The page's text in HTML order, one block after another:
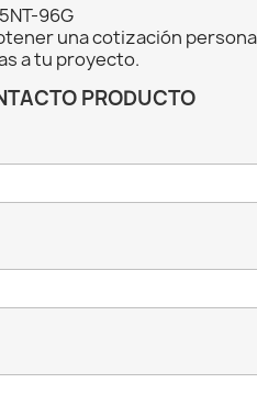
96G
una cotización
a tu proyecto.
PRODUCTO